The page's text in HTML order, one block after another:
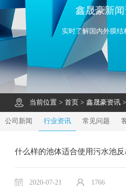
鑫晟豪新
实时了解国内外膜结
当前位置 > 首页 > 鑫晟豪资讯 >
公司新闻 行业资讯 常见问题
什么样的池体适合使用污水池反
2020-07-21 1766